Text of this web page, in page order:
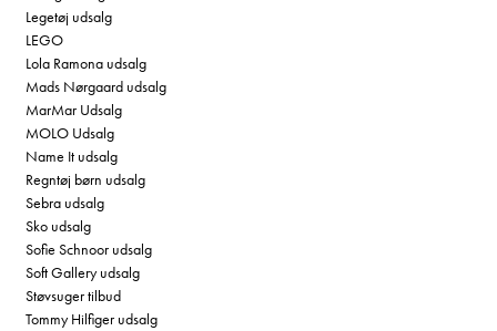
Legetøj udsalg
LEGO
Lola Ramona udsalg
Mads Nørgaard udsalg
MarMar Udsalg
MOLO Udsalg
Name It udsalg
Regntøj børn udsalg
Sebra udsalg
Sko udsalg
Sofie Schnoor udsalg
Soft Gallery udsalg
Støvsuger tilbud
Tommy Hilfiger udsalg